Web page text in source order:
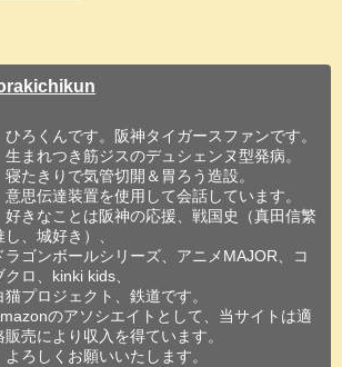
ひろくんです。阪神タイガースファンです。
生まれつき筋ジスのデュシェンヌ型発病。
寝たきりで気管切開＆胃ろう造設。
意思伝達装置を使用して会話しています。
好きなことは阪神の応援、戦国史（真田信繁
し、城好き）、
ラゴンボールシリーズ、アニメMAJOR、コ
クロ、kinki kids、
猫プロジェクト、鉄道です。
のアソシエイトとして、当サイトは適
販売により収入を得ています。
よろしくお願いいたします。